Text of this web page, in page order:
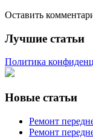
Оставить
Лучшие статьи
Политика
Новые статьи
Ремонт
Ремонт